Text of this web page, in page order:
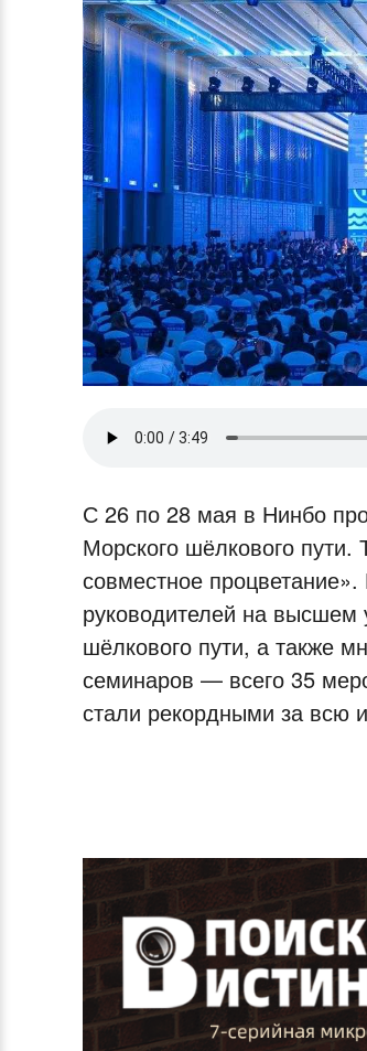
С 26 по 28 мая в Нинбо
Морского шёлкового
совместное
руководителей на высшем
шёлкового пути, а также
семинаров — всего 35
стали рекордными за всю